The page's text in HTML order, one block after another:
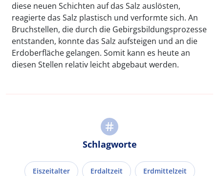
diese neuen Schichten auf das Salz auslösten,
reagierte das Salz plastisch und verformte sich. An
Bruchstellen, die durch die Gebirgsbildungsprozesse
entstanden, konnte das Salz aufsteigen und an die
Erdoberfläche gelangen. Somit kann es heute an
diesen Stellen relativ leicht abgebaut werden.
Schlagworte
Eiszeitalter Erdaltzeit Erdmittelzeit